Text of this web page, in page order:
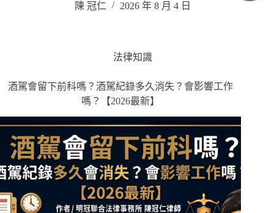
陳 冠仁
2026 年 8 月 4 日
法律知識
酒駕會留下前科嗎？酒駕紀錄多久消失？會影響工作
嗎？【2026最新】